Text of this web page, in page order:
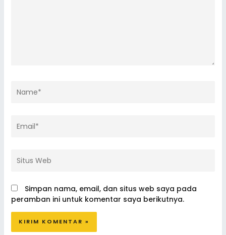
Web
Simpan nama, email, dan situs web saya pada
peramban ini untuk komentar saya berikutnya.